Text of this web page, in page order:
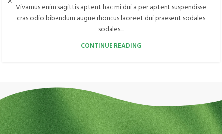
Vivamus enim sagittis aptent hac mi dui a per aptent suspendisse
cras odio bibendum augue rhoncus laoreet dui praesent sodales
sodales....
CONTINUE READING